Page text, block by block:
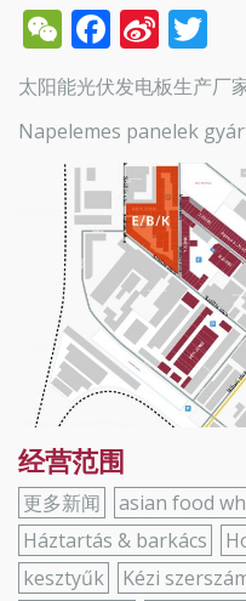
WeChat
Sina
太阳能光伏发电板生产厂
Napelemes panelek
经营范围
更多新闻 asian food
Háztartás & barkács
kesztyűk
Kézi